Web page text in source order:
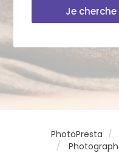
Je
PhotoPresta